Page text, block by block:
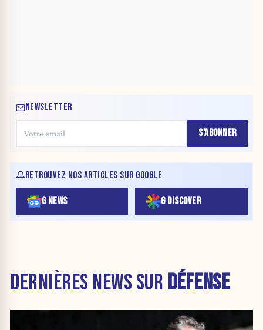
NEWSLETTER
S'ABONNER
RETROUVEZ NOS ARTICLES SUR GOOGLE
G NEWS G DISCOVER
DERNIÈRES NEWS SUR DÉFENSE